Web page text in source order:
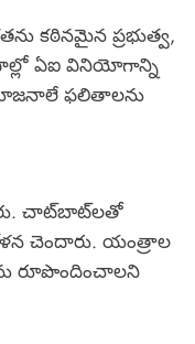
కఠినమైన ప్రభుత్వ,
ఏఐ వినియోగాన్ని
ఫలితాలను
చాట్‌బాట్‌లతో
చెందారు. యంత్రాల
రూపొందించాలని